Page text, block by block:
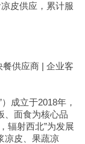
皮供应，累计服
供应商 | 企业客
成立于2018年，
、面食为核心品
辐射西北”为发展
凉皮、果蔬凉